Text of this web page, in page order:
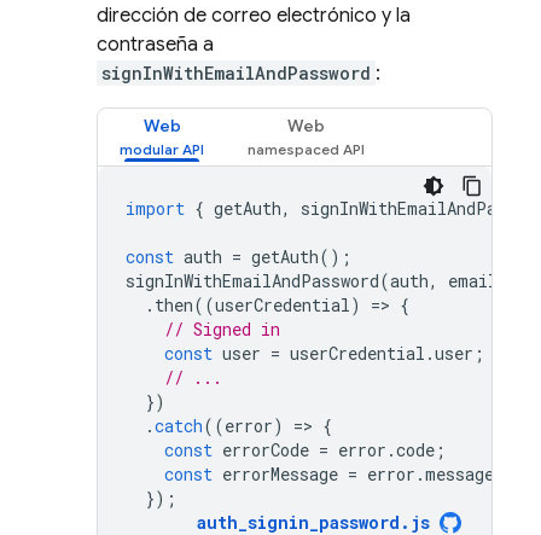
dirección de correo electrónico y la
contraseña a
signInWithEmailAndPassword :
Web Web
import { getAuth,
const auth = getAuth();
signInWithEmailAndPassword(auth, email
. then((userCredential) => {
// Signed in
const user = userCredential .user ;
// ...
})
.catch((error) => {
const errorCode = error .code ;
const errorMessage = error .message
});
auth_signin_password . js